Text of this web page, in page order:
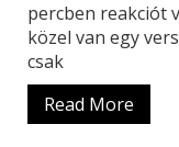
percben reakciót
közel van egy
csak
Read More